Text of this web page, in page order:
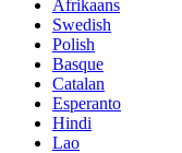
Afrikaans
Swedish
Polish
Basque
Catalan
Esperanto
Hindi
Lao